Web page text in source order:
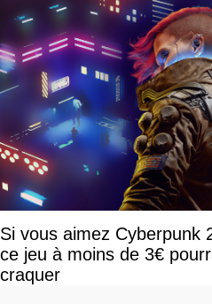
Si vous aimez Cyberpunk
ce jeu à moins de 3€
craquer